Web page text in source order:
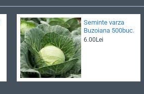
Seminte varza
Buzoiana 500buc.
6.00Lei